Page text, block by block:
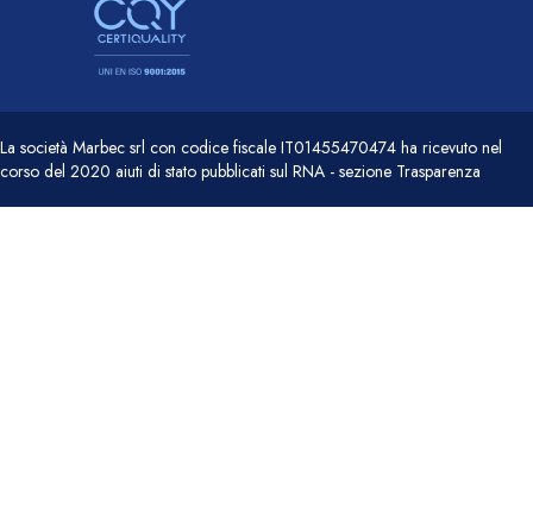
La società Marbec srl con codice fiscale IT01455470474 ha ricevuto nel
corso del 2020 aiuti di stato pubblicati sul RNA - sezione Trasparenza